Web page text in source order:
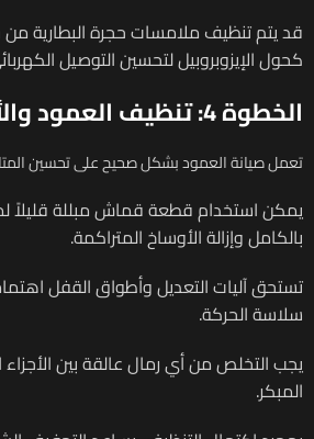
قد يتم تنظيف ملامسات حجرة البطارية من
كحول الإيزوبروبيل لتحسين التوصيل
الخطوة 4: تنظيف العمود والأجزاء الصلبة
تعمل صيانة العمود بشكل صحيح على تحسين
يمكن استخدام قطعة قماش مبللة
بالكامل وإزالة الأوساخ المتراكمة.
تستحق آليات التعديل وأطواق القفل
سلاسة الحركة.
يجب التخلص من أي رمال عالقة بين الأجزاء
المبكر.